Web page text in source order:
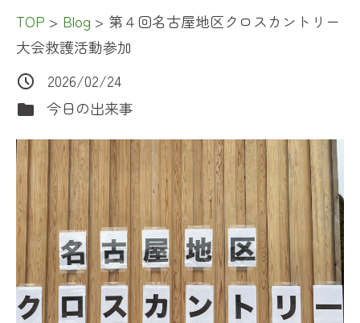
TOP > Blog > 第４回名古屋地区クロスカントリー
大会救護活動参加
2026/02/24
今日の出来事